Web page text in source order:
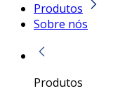
Produtos
Sobre nós
Produtos